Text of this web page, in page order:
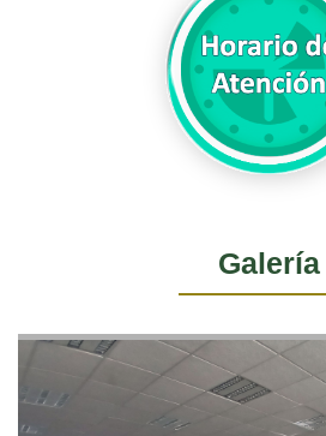
Galería